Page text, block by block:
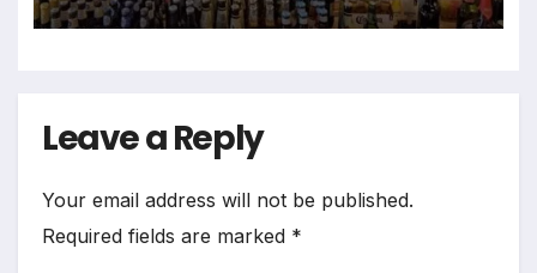
Leave a Reply
Your email address will not be published.
Required fields are marked *